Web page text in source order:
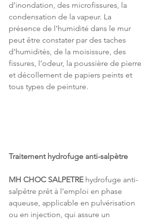
d’inondation, des microfissures, la
condensation de la vapeur. La
présence de l’humidité dans le mur
peut être constater par des taches
d’humidités, de la moisissure, des
fissures, l’odeur, la poussière de pierre
et décollement de papiers peints et
tous types de peinture.
Traitement hydrofuge anti-salpètre
MH CHOC SALPETRE hydrofuge anti-
salpêtre prêt à l’emploi en phase
aqueuse, applicable en pulvérisation
ou en injection, qui assure un